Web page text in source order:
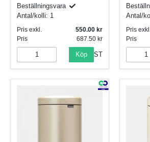
Beställningsvara
Antal/kolli: 1
Pris exkl.
550.00
Pris
687.50
Köp ST
Antal/
Pris
Pris